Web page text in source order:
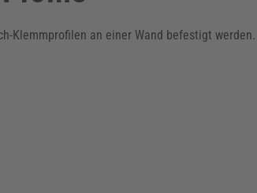
Klemmprofilen an einer Wand befestigt